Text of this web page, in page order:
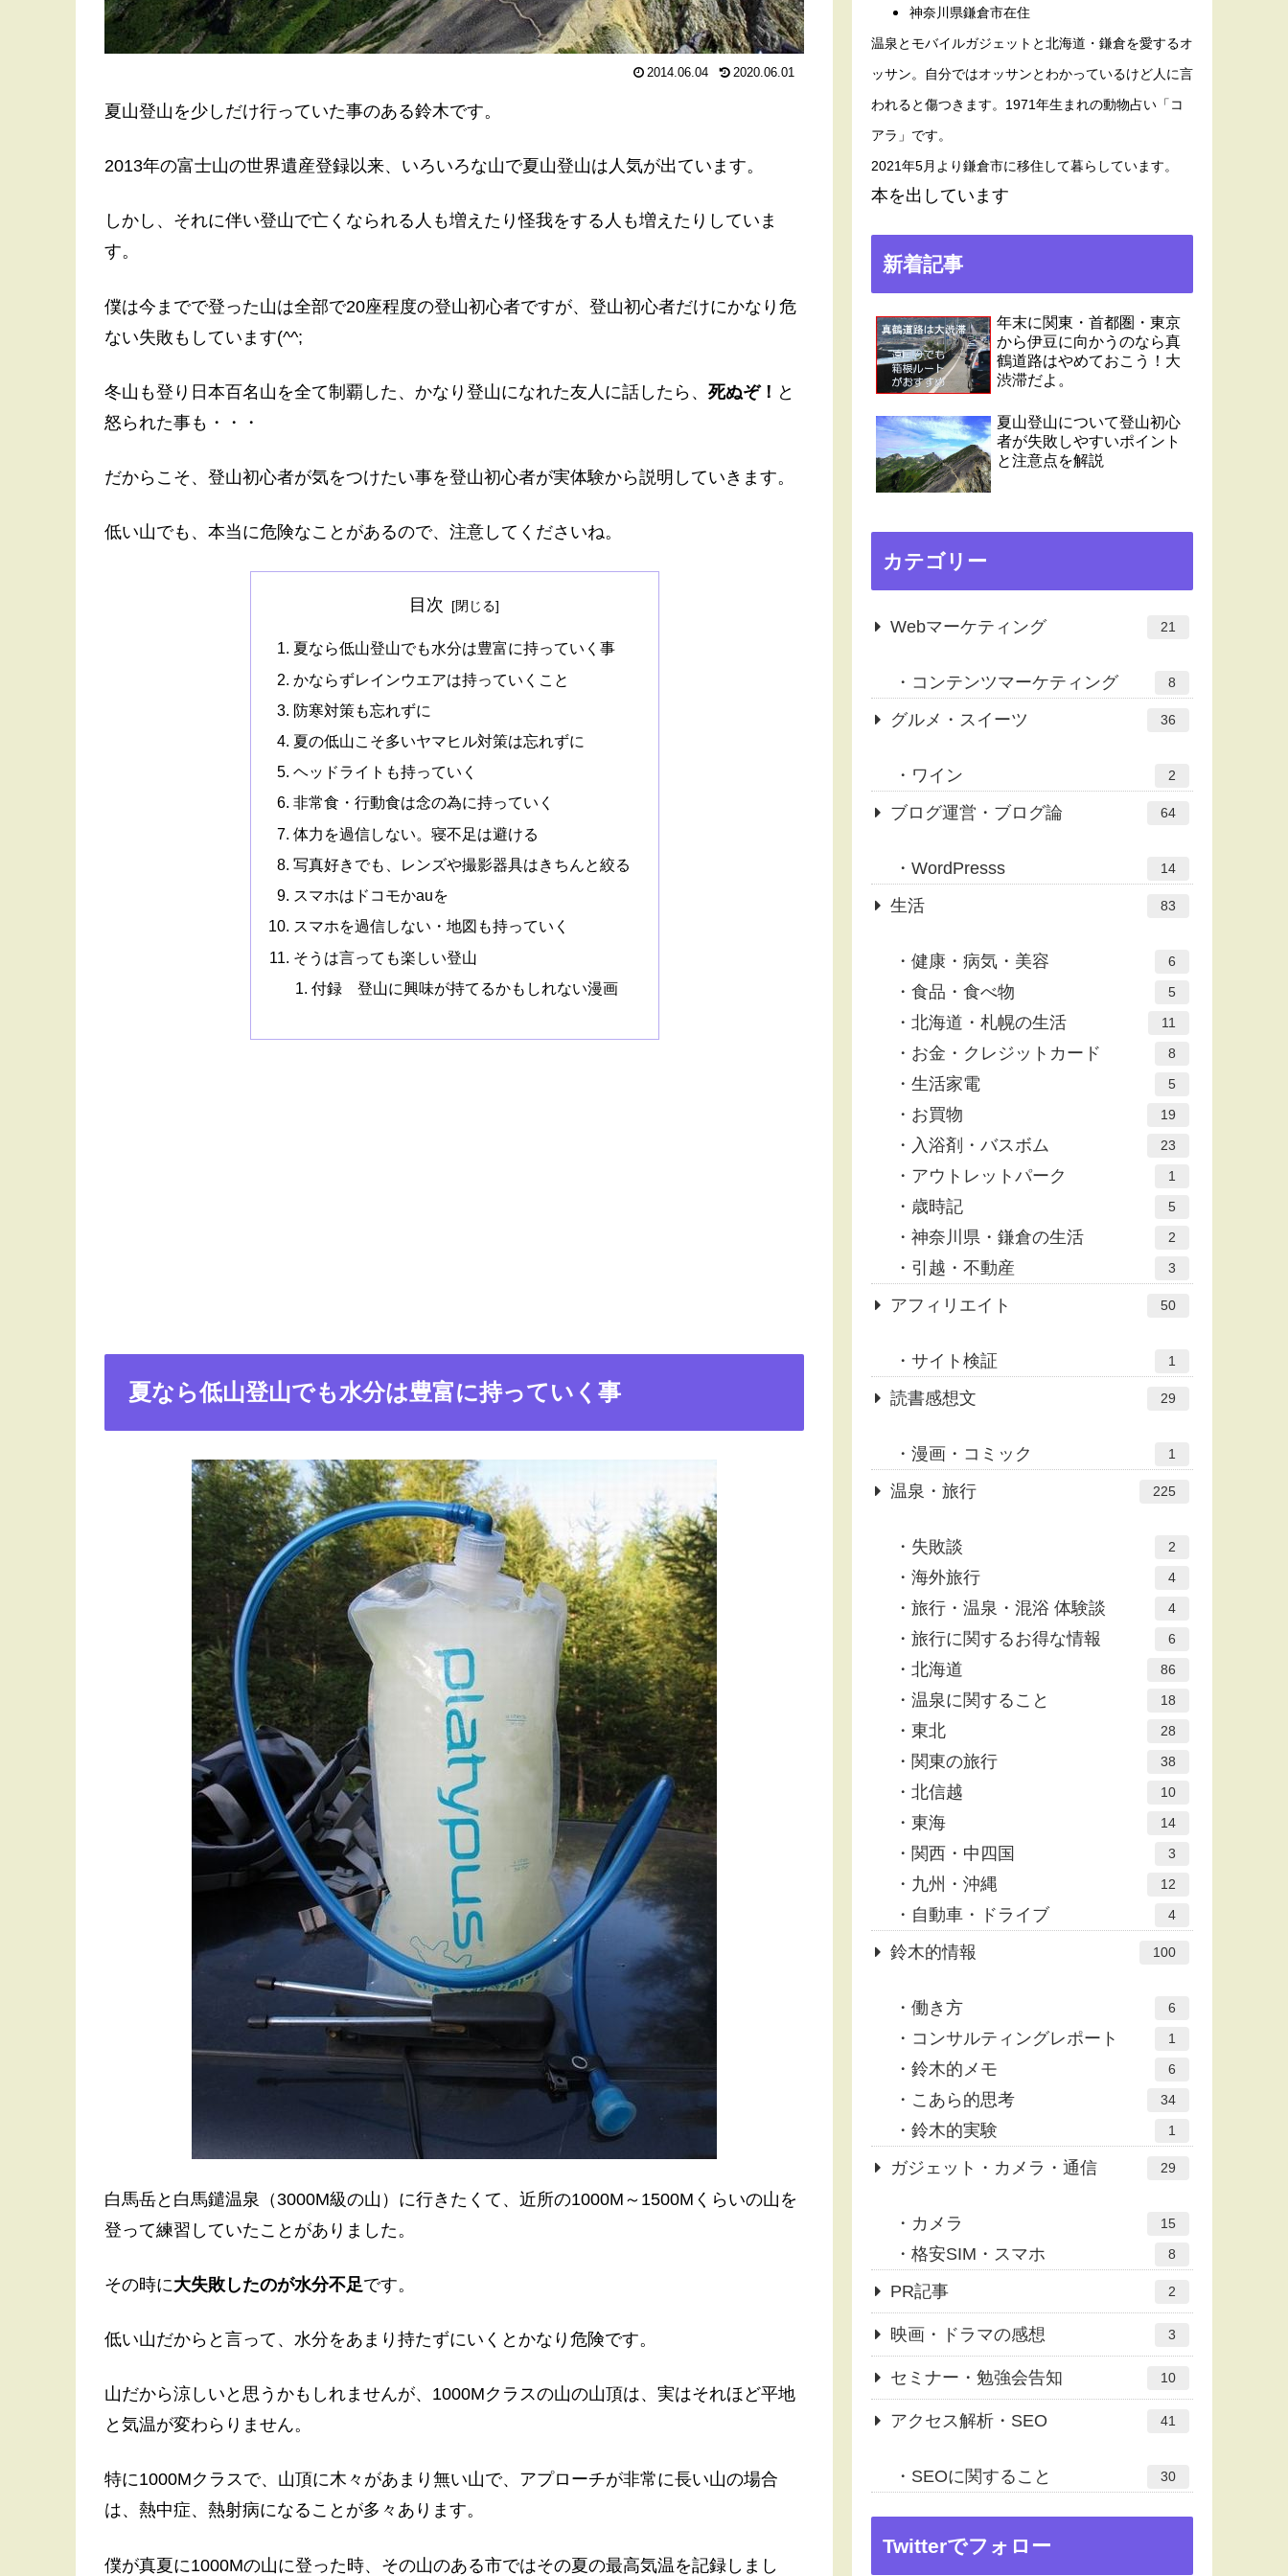
2014.06.04 2020.06.01
夏山登山を少しだけ行っていた事のある鈴木です。
2013年の富士山の世界遺産登録以来、いろいろな山で夏山登山は人気が出ています。
しかし、それに伴い登山で亡くなられる人も増えたり怪我をする人も増えたりしていま
す。
僕は今までで登った山は全部で20座程度の登山初心者ですが、登山初心者だけにかなり危
ない失敗もしています(^^;
冬山も登り日本百名山を全て制覇した、かなり登山になれた友人に話したら、 死ぬぞ！ と
怒られた事も・・・
だからこそ、登山初心者が気をつけたい事を登山初心者が実体験から説明していきます。
低い山でも、本当に危険なことがあるので、注意してくださいね。
目次
夏なら低山登山でも水分は豊富に持っていく事
かならずレインウエアは持っていくこと
防寒対策も忘れずに
夏の低山こそ多いヤマヒル対策は忘れずに
ヘッドライトも持っていく
非常食・行動食は念の為に持っていく
体力を過信しない。寝不足は避ける
写真好きでも、レンズや撮影器具はきちんと絞る
スマホはドコモかauを
スマホを過信しない・地図も持っていく
そうは言っても楽しい登山
付録 登山に興味が持てるかもしれない漫画
夏なら低山登山でも水分は豊富に持っていく事
白馬岳と白馬鑓温泉（3000M級の山）に行きたくて、近所の1000M～1500Mくらいの山を
登って練習していたことがありました。
その時に大失敗したのが水分不足です。
低い山だからと言って、水分をあまり持たずにいくとかなり危険です。
山だから涼しいと思うかもしれませんが、1000Mクラスの山の山頂は、実はそれほど平地
と気温が変わらりません。
特に1000Mクラスで、山頂に木々があまり無い山で、アプローチが非常に長い山の場合
は、熱中症、熱射病になることが多々あります。
僕が真夏に1000Mの山に登った時、その山のある市ではその夏の最高気温を記録しまし
神奈川県鎌倉市在住
温泉とモバイルガジェットと北海道・鎌倉を愛するオ
ッサン。自分ではオッサンとわかっているけど人に言
われると傷つきます。1971年生まれの動物占い「コ
アラ」です。
2021年5月より鎌倉市に移住して暮らしています。
本を出しています
新着記事
年末に関東・首都圏・東京
から伊豆に向かうのなら真
鶴道路はやめておこう！大
渋滞だよ。
夏山登山について登山初心
者が失敗しやすいポイント
と注意点を解説
カテゴリー
Webマーケティング 21
コンテンツマーケティング 8
グルメ・スイーツ 36
ワイン 2
ブログ運営・ブログ論 64
WordPresss 14
生活 83
健康・病気・美容 6
食品・食べ物 5
北海道・札幌の生活 11
お金・クレジットカード 8
生活家電 5
お買物 19
入浴剤・バスボム 23
アウトレットパーク 1
歳時記 5
神奈川県・鎌倉の生活 2
引越・不動産 3
アフィリエイト 50
サイト検証 1
読書感想文 29
漫画・コミック 1
温泉・旅行 225
失敗談 2
海外旅行 4
旅行・温泉・混浴 体験談 4
旅行に関するお得な情報 6
北海道 86
温泉に関すること 18
東北 28
関東の旅行 38
北信越 10
東海 14
関西・中四国 3
九州・沖縄 12
自動車・ドライブ 4
鈴木的情報 100
働き方 6
コンサルティングレポート 1
鈴木的メモ 6
こあら的思考 34
鈴木的実験 1
ガジェット・カメラ・通信 29
カメラ 15
格安SIM・スマホ 8
PR記事 2
映画・ドラマの感想 3
セミナー・勉強会告知 10
アクセス解析・SEO 41
SEOに関すること 30
Twitterでフォロー